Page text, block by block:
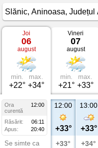
Vremea
Slănic
Aninoasa,
Județul
Argeș
Joi
06
august
min.
+22°
max.
+34°
Vineri
07
august
min.
+21°
max.
+33°
Ora
12:00
curentă
Răsărit:
06:11
Apus:
20:40
Se simte ca
12:00
+33°
+33°
13:00
+33°
+34°